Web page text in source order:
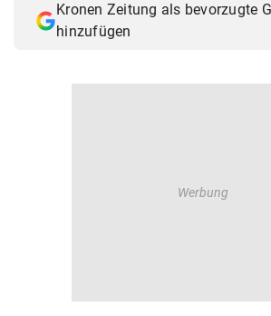
Kronen Zeitung als bevorzugte
hinzufügen